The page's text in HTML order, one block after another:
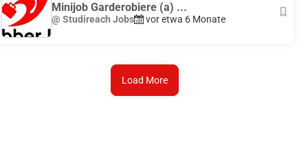
Minijob Garderobiere (a) ...
@ Studireach Jobs vor etwa 6 Monate
Load More